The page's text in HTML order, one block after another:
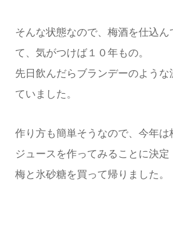
そんな状態なので、梅酒を仕込ん
て、気がつけば１０年もの。
先日飲んだらブランデーのような
ていました。
作り方も簡単そうなので、今年
ジュースを作ってみることに決定
梅と氷砂糖を買って帰りました。